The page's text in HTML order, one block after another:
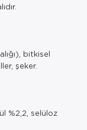
bitkisel
şeker.
%2,2, selüloz